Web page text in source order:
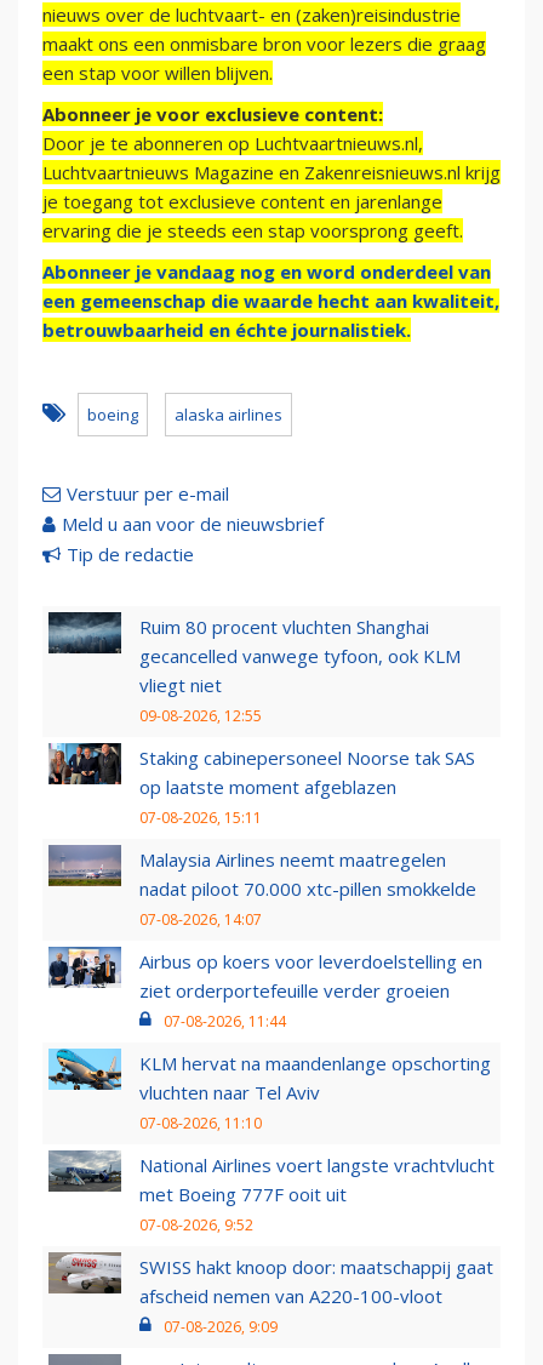
nieuws over de luchtvaart- en (zaken)reisindustrie
maakt ons een onmisbare bron voor lezers die graag
een stap voor willen blijven.
Abonneer je voor exclusieve content:
Door je te abonneren op Luchtvaartnieuws.nl,
Luchtvaartnieuws Magazine en Zakenreisnieuws.nl krijg
je toegang tot exclusieve content en jarenlange
ervaring die je steeds een stap voorsprong geeft.
Abonneer je vandaag nog en word onderdeel van
een gemeenschap die waarde hecht aan kwaliteit,
betrouwbaarheid en échte journalistiek.
boeing alaska airlines
Verstuur per e-mail
Meld u aan voor de nieuwsbrief
Tip de redactie
Ruim 80 procent vluchten Shanghai
gecancelled vanwege tyfoon, ook KLM
vliegt niet
09-08-2026, 12:55
Staking cabinepersoneel Noorse tak SAS
op laatste moment afgeblazen
07-08-2026, 15:11
Malaysia Airlines neemt maatregelen
nadat piloot 70.000 xtc-pillen smokkelde
07-08-2026, 14:07
Airbus op koers voor leverdoelstelling en
ziet orderportefeuille verder groeien
07-08-2026, 11:44
KLM hervat na maandenlange opschorting
vluchten naar Tel Aviv
07-08-2026, 11:10
National Airlines voert langste vrachtvlucht
met Boeing 777F ooit uit
07-08-2026, 9:52
SWISS hakt knoop door: maatschappij gaat
afscheid nemen van A220-100-vloot
07-08-2026, 9:09